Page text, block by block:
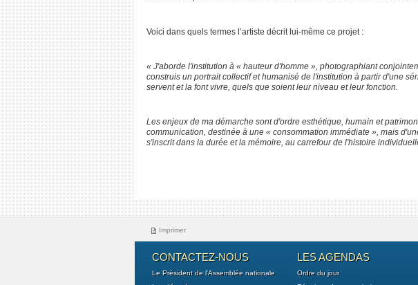
Voici dans quels termes l’artiste décrit lui-même ce projet :
« J'aborde l'institution à « hauteur d'homme », photographiant
construis un portrait collectif et humanisé de l'institution à partir d'une
servent et la font vivre, quels que soient leur niveau et leur fonction.
Les enjeux de ma démarche sont d'ordre esthétique, humain et
communication, destinée à une « consommation immédiate », mais
s'inscrit dans la durée et la mémoire, au carrefour de l'histoire
Imprimer
CONTACTEZ-NOUS
Le Président de l'Assemblée nationale
LES AGENDAS
Ordre du jour